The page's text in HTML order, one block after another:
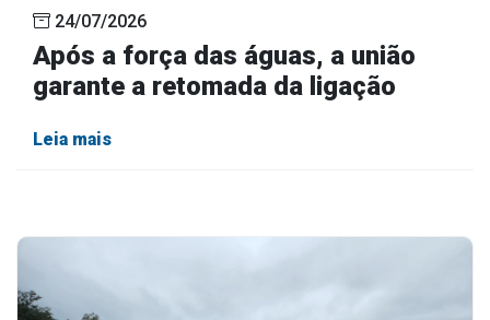
24/07/2026
Após a força das águas, a união
garante a retomada da ligação
Leia mais